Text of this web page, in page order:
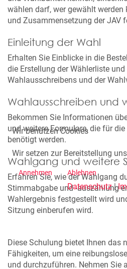
wählen darf, wer gewählt werden
und Zusammensetzung der JAV
Einleitung der Wahl
Erhalten Sie Einblicke in die
die Erstellung der Wählerliste
Wahlausschreibens und der
Wahlausschreiben und
Bekommen Sie Informationen
und weitere Formulare, die für
benötigt werden.
Wahlgang und weitere
Erfahren Sie, wie der Wahlgang
Stimmabgabe und -auszählung
Wahlergebnis festgestellt wird
Sitzung einberufen wird.
Diese Schulung bietet Ihnen das
Fähigkeiten, um eine
und durchzuführen. Nehmen Sie
Wir benutzen Cookies
Wir setzen zur Bereitstellung
Annehmen Ablehnen
Datenschutz|